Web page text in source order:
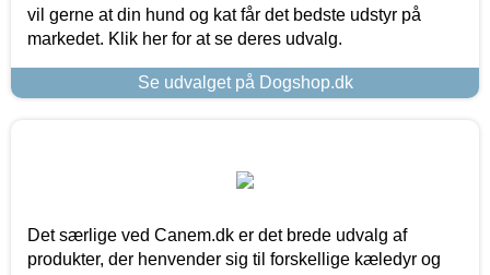
vil gerne at din hund og kat får det bedste udstyr på
markedet. Klik her for at se deres udvalg.
Se udvalget på Dogshop.dk
Det særlige ved Canem.dk er det brede udvalg af
produkter, der henvender sig til forskellige kæledyr og